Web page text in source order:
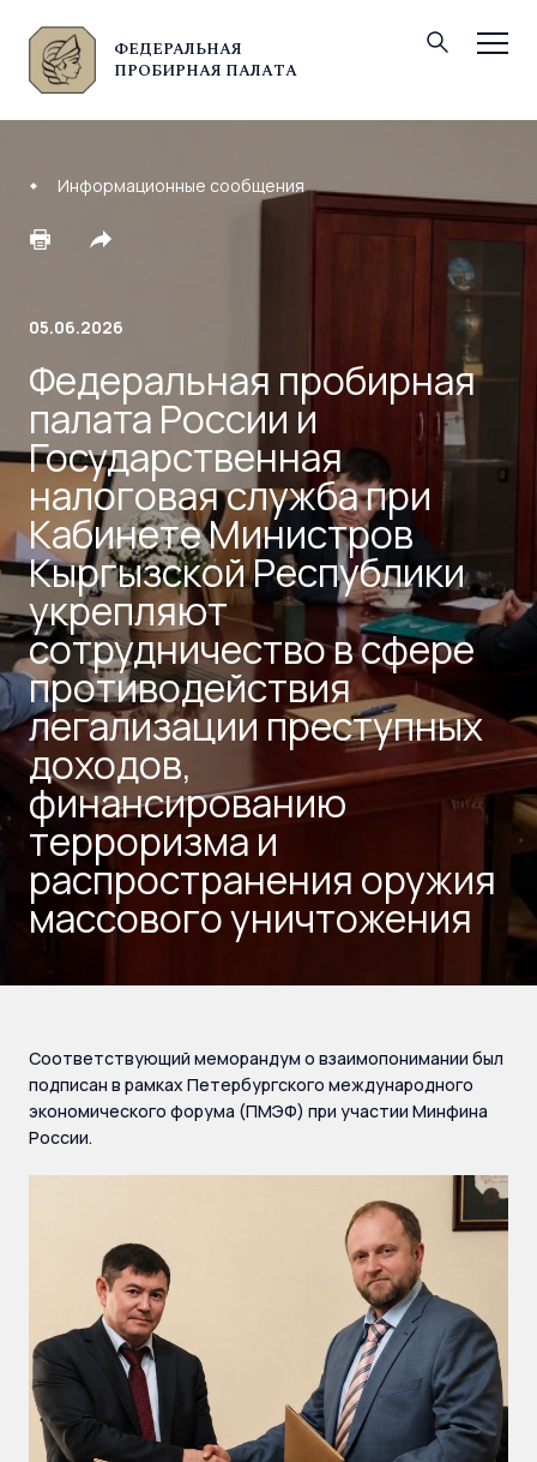
ФЕДЕРАЛЬНАЯ
ПРОБИРНАЯ ПАЛАТА
© Федеральная пробирная палата, 2026
Информационные сообщения
05.06.2026
Федеральная пробирная
палата России и
Государственная
налоговая служба при
Кабинете Министров
Кыргызской Республики
укрепляют
сотрудничество в сфере
противодействия
легализации преступных
доходов,
финансированию
терроризма и
распространения оружия
массового уничтожения
Соответствующий меморандум о взаимопонимании был
подписан в рамках Петербургского международного
экономического форума (ПМЭФ) при участии Минфина
России.